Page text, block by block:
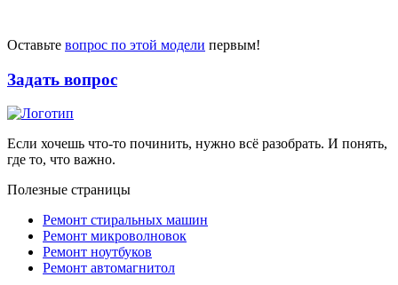
Оставьте вопрос по этой модели первым!
Задать вопрос
Если хочешь что-то починить, нужно всё разобрать. И понять,
где то, что важно.
Полезные страницы
Ремонт стиральных машин
Ремонт микроволновок
Ремонт ноутбуков
Ремонт автомагнитол